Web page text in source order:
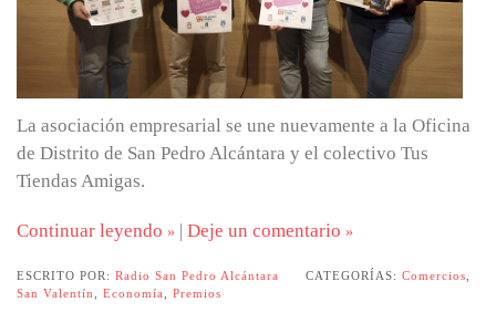
La asociación empresarial se une nuevamente a la Oficina
de Distrito de San Pedro Alcántara y el colectivo Tus
Tiendas Amigas.
Continuar leyendo Deje un comentario
ESCRITO POR: Radio San Pedro Alcántara CATEGORÍAS: Comercios
San Valentín
Economía Premios